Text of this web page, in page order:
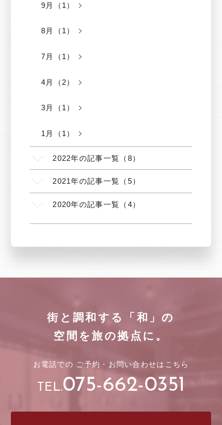
9月（1）
8月（1）
7月（1）
4月（2）
3月（1）
1月（1）
2022年の記事一覧（8）
2021年の記事一覧（5）
2020年の記事一覧（4）
街と調和する「和」の
空間を旅の拠点に。
お電話での ご予約・ お問い合わせはこちら
TEL.075-662-0351